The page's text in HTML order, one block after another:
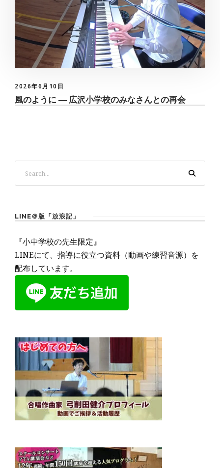
2026年6月10日
風のように ― 広沢小学校のみなさんとの再会
LINE＠版「放浪記」
『小中学校の先生限定』
LINEにて、指導に役立つ資料（動画や練習音源）を
配布しています。